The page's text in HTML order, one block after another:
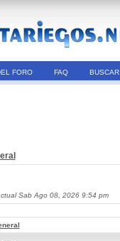
FORO FAQ BUSCAR
Sab Ago 08, 2026 9:54 pm